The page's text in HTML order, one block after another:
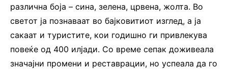
различна боја – сина, зелена, црвена, жолта. Во
светот ја познаваат во бајковитиот изглед, а ја
сакаат и туристите, кои годишно ги привлекува
повеќе од 400 илјади. Со време сепак доживеала
значајни промени и реставрации, но успеала да го